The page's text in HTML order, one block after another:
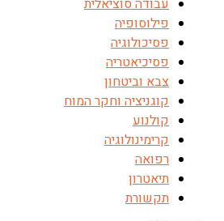
עבודה סוציאלית
פילוסופיה
פסיכולוגיה
פסיכיאטריה
צבא וביטחון
קוגניציה וחקר המוח
קולנוע
קרימינולוגיה
רפואה
תיאטרון
תקשורת